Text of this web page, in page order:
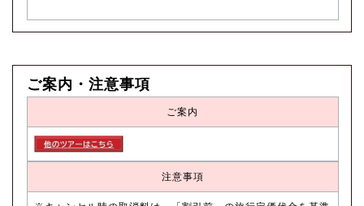
ご案内・注意事項
ご案内
注意事項